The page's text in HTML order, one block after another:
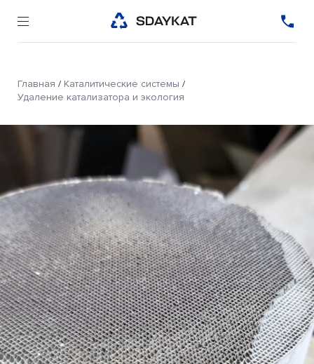
Главная / Каталитические системы /
Удаление катализатора и экология